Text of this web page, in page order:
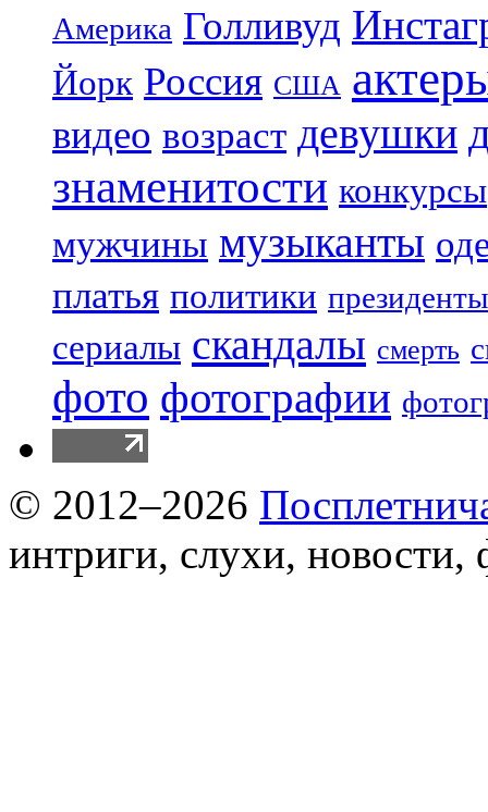
Америка Голливуд
Йорк Россия США
видео возраст девушки
знаменитости конкурсы
мужчины музыканты
платья политики президенты
сериалы скандалы смерть
фото фотографии
© 2012–2026
интриги, слухи, новости,